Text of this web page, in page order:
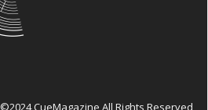
CueMagazine All Rights Reserved